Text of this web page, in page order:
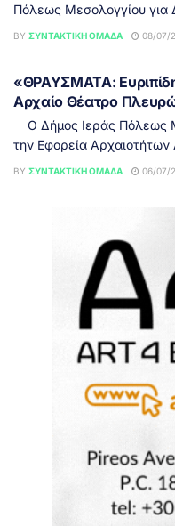
Πόλεως Μεσολογγίου για
BY ΣΥΝΤΑΚΤΙΚΉ ΟΜΆΔΑ 08/07/
«ΘΡΑΥΣΜΑΤΑ:
Αρχαίο Θέατρο
Ο Δήμος Ιεράς Πόλεως
την Εφορεία Αρχαιοτήτων
BY ΣΥΝΤΑΚΤΙΚΉ ΟΜΆΔΑ 06/07/